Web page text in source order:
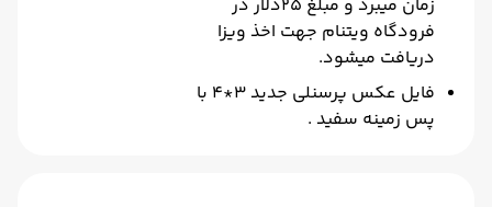
زمان میبرد و مبلغ 25دلار در
فرودگاه ویتنام جهت اخذ ویزا
دریافت میشود.
فایل عکس پرسنلی جدید 3*4 با
پس زمینه سفید .